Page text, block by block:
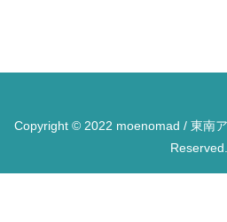
Copyright © 2022 moenomad / 東南
Reserved.